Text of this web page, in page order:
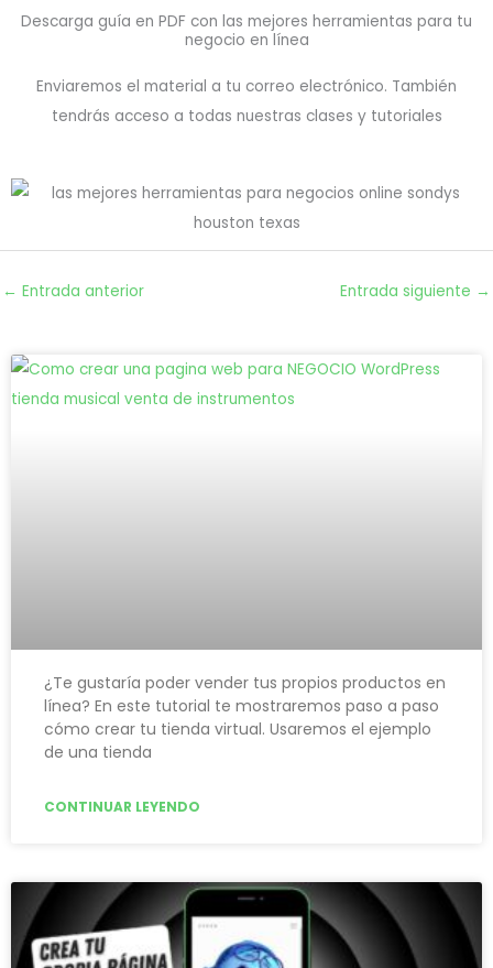
Descarga guía en PDF con las mejores herramientas para tu
negocio en línea
Enviaremos el material a tu correo electrónico. También
tendrás acceso a todas nuestras clases y tutoriales
← Entrada anterior Entrada siguiente →
¿Te gustaría poder vender tus propios productos en
línea? En este tutorial te mostraremos paso a paso
cómo crear tu tienda virtual. Usaremos el ejemplo
de una tienda
CONTINUAR LEYENDO